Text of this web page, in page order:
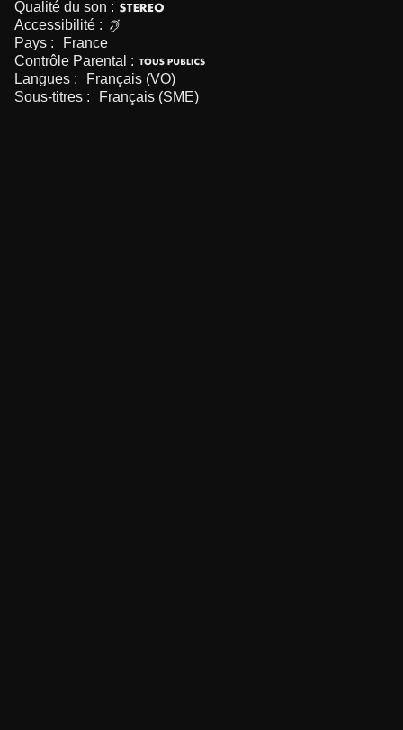
Qualité du son :
Accessibilité :
Pays :
France
Contrôle Parental :
Langues :
Français (VO)
Sous-titres :
Français (SME)